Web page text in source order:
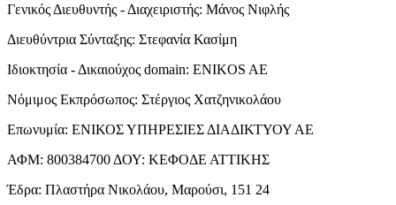
Γενικός Διευθυντής - Διαχειριστής: Μάνος Νιφλής
Διευθύντρια Σύνταξης: Στεφανία Κασίμη
Ιδιοκτησία - Δικαιούχος domain: ENIKOS AE
Νόμιμος Εκπρόσωπος: Στέργιος Χατζηνικολάου
Επωνυμία: ΕΝΙΚΟΣ ΥΠΗΡΕΣΙΕΣ ΔΙΑΔΙΚΤΥΟΥ ΑΕ
ΑΦΜ: 800384700 ΔΟΥ: ΚΕΦΟΔΕ ΑΤΤΙΚΗΣ
Έδρα: Πλαστήρα Νικολάου, Μαρούσι, 151 24